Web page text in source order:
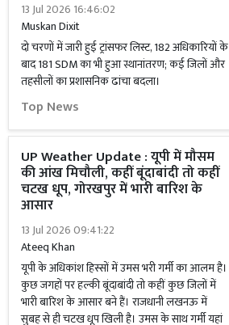
13 Jul 2026 16:46:02
Muskan Dixit
दो चरणों में जारी हुई ट्रांसफर लिस्ट, 182 अधिकारियों के
बाद 181 SDM का भी हुआ स्थानांतरण; कई जिलों और
तहसीलों का प्रशासनिक ढांचा बदला।
Top News
UP Weather Update : यूपी में मौसम
की आंख मिचौली, कहीं बूंदाबांदी तो कहीं
चटख धूप, गोरखपुर में भारी बारिश के
आसार
13 Jul 2026 09:41:22
Ateeq Khan
यूपी के अधिकांश हिस्सों में उमस भरी गर्मी का आलम है।
कुछ जगहों पर हल्की बूंदाबांदी तो कहीं कुछ जिलों में
भारी बारिश के आसार बने हैं। राजधानी लखनऊ में
सुबह से ही चटख धूप खिली है। उमस के साथ गर्मी यहां